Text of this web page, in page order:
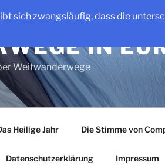
sich zwangsläufig, dass die
IN
Weitwanderwege
Heilige Jahr Die Stimme von
Datenschutzerklärung Impressum